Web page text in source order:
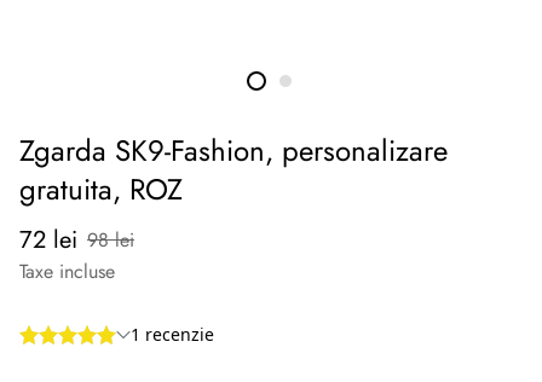
Zgarda SK9-Fashion, personalizare
gratuita, ROZ
Preț
redus
72 lei
Preț
normal
98 lei
Taxe incluse